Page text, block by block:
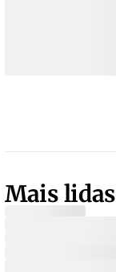
Mais lidas